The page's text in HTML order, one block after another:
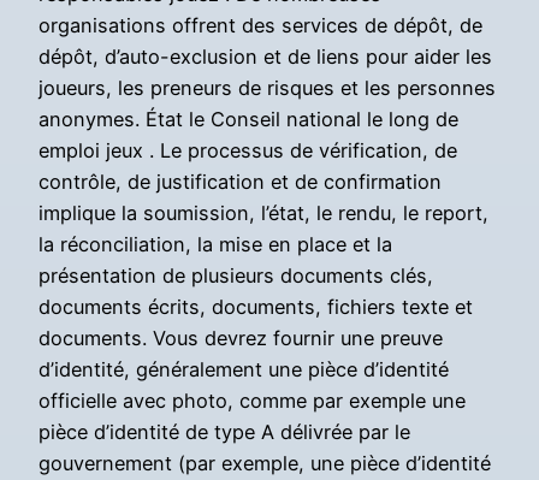
organisations offrent des services de dépôt, de
dépôt, d’auto-exclusion et de liens pour aider les
joueurs, les preneurs de risques et les personnes
anonymes. État le Conseil national le long de
emploi jeux . Le processus de vérification, de
contrôle, de justification et de confirmation
implique la soumission, l’état, le rendu, le report,
la réconciliation, la mise en place et la
présentation de plusieurs documents clés,
documents écrits, documents, fichiers texte et
documents. Vous devrez fournir une preuve
d’identité, généralement une pièce d’identité
officielle avec photo, comme par exemple une
pièce d’identité de type A délivrée par le
gouvernement (par exemple, une pièce d’identité